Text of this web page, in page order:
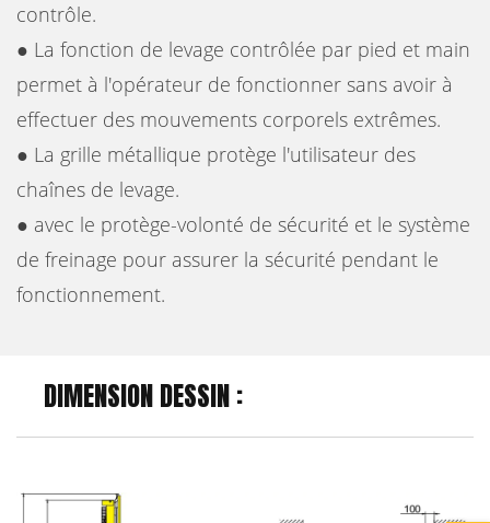
contrôle.
● La fonction de levage contrôlée par pied et main
permet à l'opérateur de fonctionner sans avoir à
effectuer des mouvements corporels extrêmes.
● La grille métallique protège l'utilisateur des
chaînes de levage.
● avec le protège-volonté de sécurité et le système
de freinage pour assurer la sécurité pendant le
fonctionnement.
DIMENSION DESSIN :